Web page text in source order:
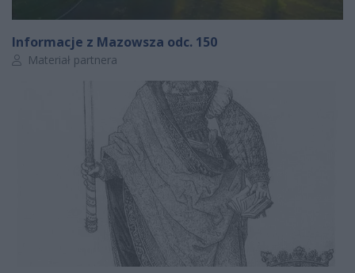
Informacje z Mazowsza odc. 150
Autor artykułu:
Materiał partnera